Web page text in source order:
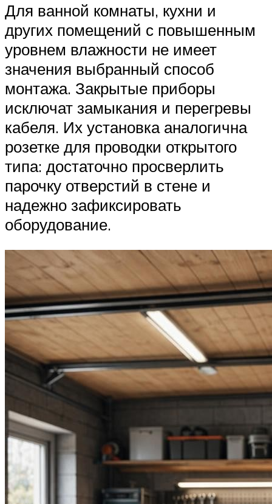
Для ванной комнаты, кухни и
других помещений с повышенным
уровнем влажности не имеет
значения выбранный способ
монтажа. Закрытые приборы
исключат замыкания и перегревы
кабеля. Их установка аналогична
розетке для проводки открытого
типа: достаточно просверлить
парочку отверстий в стене и
надежно зафиксировать
оборудование.